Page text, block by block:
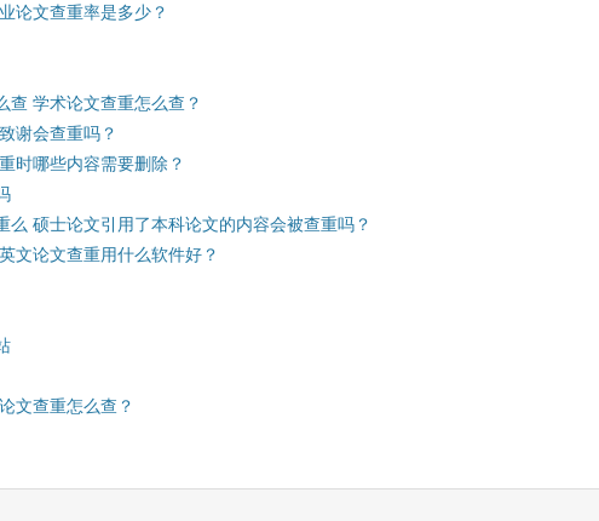
论文查重率是多少？
查 学术论文查重怎么查？
谢会查重吗？
时哪些内容需要删除？
么 硕士论文引用了本科论文的内容会被查重吗？
文论文查重用什么软件好？
文查重怎么查？